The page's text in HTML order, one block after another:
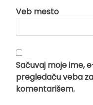
Veb mesto
Sačuvaj moje ime,
pregledaču veba
komentarišem.